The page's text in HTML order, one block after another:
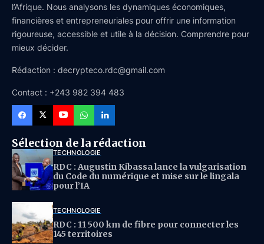
l’Afrique. Nous analysons les dynamiques économiques,
financières et entrepreneuriales pour offrir une information
rigoureuse, accessible et utile à la décision. Comprendre pour
mieux décider.
Rédaction : decrypteco.rdc@gmail.com
Contact : +243 982 394 483
Sélection de la rédaction
TECHNOLOGIE
RDC : Augustin Kibassa lance la vulgarisation
du Code du numérique et mise sur le lingala
pour l’IA
TECHNOLOGIE
RDC : 11 500 km de fibre pour connecter les
145 territoires